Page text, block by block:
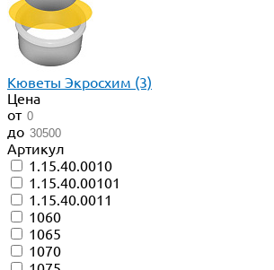
Кюветы Экросхим (3)
Цена
от
до
Артикул
1.15.40.0010
1.15.40.00101
1.15.40.0011
1060
1065
1070